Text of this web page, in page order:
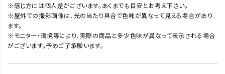
※感じ方には個人差がございます。あくまでも目安とお考え下さい。
※屋外での撮影画像は、光の当たり具合で色味が異なって見える場合があり
ます。
※モニター・環境等により、実際の商品と多少色味が異なって表示される場合
がございます。予めご了承願います。